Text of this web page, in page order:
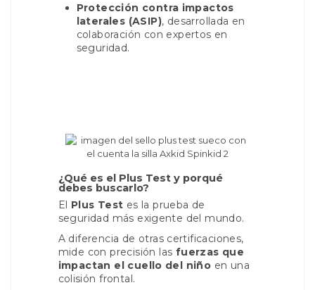
Protección contra impactos
laterales (ASIP), desarrollada en
colaboración con expertos en
seguridad.
¿Qué es el Plus Test y porqué
debes buscarlo?
El Plus Test es la prueba de
seguridad más exigente del mundo.
A diferencia de otras certificaciones,
mide con precisión las fuerzas que
impactan el cuello del niño en una
colisión frontal.